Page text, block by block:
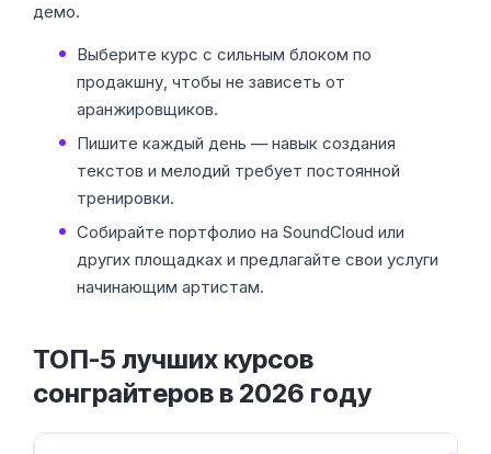
ТОП-5 лучших курсов
сонграйтеров в 2026 году
демо.
Выберите курс с сильным блоком по
продакшну, чтобы не зависеть от
аранжировщиков.
Пишите каждый день — навык создания
текстов и мелодий требует постоянной
тренировки.
Собирайте портфолио на SoundCloud или
других площадках и предлагайте свои услуги
начинающим артистам.